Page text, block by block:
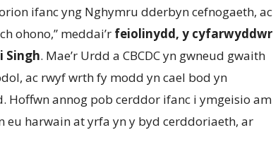
ifanc yng Nghymru dderbyn cefnogaeth, ac
ohono,” meddai’r feiolinydd, y cyfarwyddwr
Singh. Mae’r Urdd a CBCDC yn gwneud gwaith
ac rwyf wrth fy modd yn cael bod yn
Hoffwn annog pob cerddor ifanc i ymgeisio am
eu harwain at yrfa yn y byd cerddoriaeth, ar